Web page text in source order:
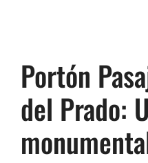
Portón
del Prado: